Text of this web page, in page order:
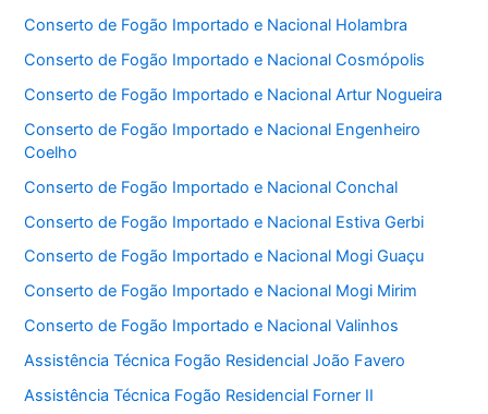
Conserto de Fogão Importado e Nacional Holambra
Conserto de Fogão Importado e Nacional Cosmópolis
Conserto de Fogão Importado e Nacional Artur Nogueira
Conserto de Fogão Importado e Nacional Engenheiro
Coelho
Conserto de Fogão Importado e Nacional Conchal
Conserto de Fogão Importado e Nacional Estiva Gerbi
Conserto de Fogão Importado e Nacional Mogi Guaçu
Conserto de Fogão Importado e Nacional Mogi Mirim
Conserto de Fogão Importado e Nacional Valinhos
Assistência Técnica Fogão Residencial João Favero
Assistência Técnica Fogão Residencial Forner II